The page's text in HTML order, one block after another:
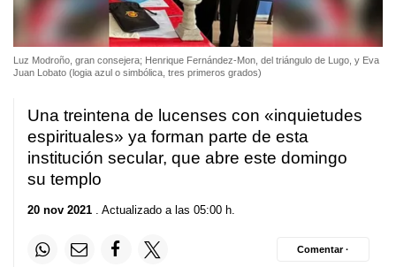
Luz Modroño, gran consejera; Henrique Fernández-Mon, del triángulo de Lugo, y Eva
Juan Lobato (logia azul o simbólica, tres primeros grados)
Una treintena de lucenses con «inquietudes
espirituales» ya forman parte de esta
institución secular, que abre este domingo
su templo
20 nov 2021 . Actualizado a las 05:00 h.
Comentar ·